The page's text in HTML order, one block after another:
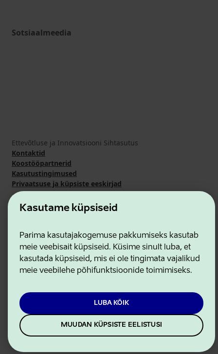
Kasutame küpsiseid
Parima kasutajakogemuse pakkumiseks kasutab
meie veebisait küpsiseid. Küsime sinult luba, et
kasutada küpsiseid, mis ei ole tingimata vajalikud
meie veebilehe põhifunktsioonide toimimiseks.
LUBA KÕIK
MUUDAN KÜPSISTE EELISTUSI
Sotsiaalmeedia
Ettevõtluse ja Innovatsiooni Sihtasutus
Kontaktid
Koostööpartnerid
Kasutustingimused
Privaatsuse ja küpsiste eeskirjad